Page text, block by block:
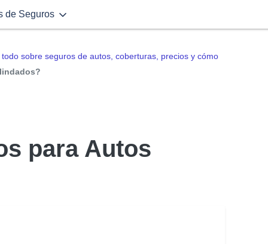
de Seguros
sobre seguros de autos, coberturas, precios y cómo
para Autos